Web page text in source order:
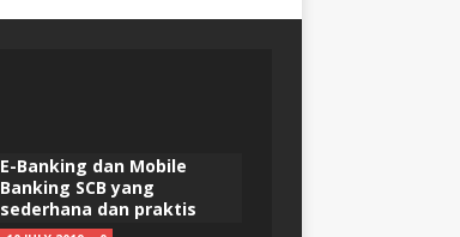
E-Banking dan Mobile
Banking SCB yang
sederhana dan praktis